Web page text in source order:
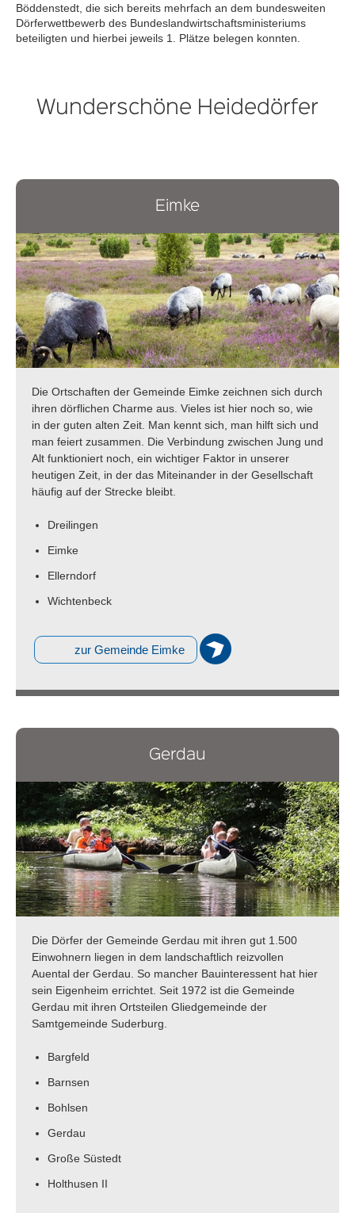
Böddenstedt , die sich bereits mehrfach an dem bundesweiten
Dörferwettbewerb des Bundeslandwirtschaftsministeriums
beteiligten und hierbei jeweils 1. Plätze belegen konnten.
Wunderschöne Heidedörfer
Eimke
Die Ortschaften der Gemeinde Eimke zeichnen sich durch
ihren dörflichen Charme aus. Vieles ist hier noch so, wie
in der guten alten Zeit. Man kennt sich, man hilft sich und
man feiert zusammen. Die Verbindung zwischen Jung und
Alt funktioniert noch, ein wichtiger Faktor in unserer
heutigen Zeit, in der das Miteinander in der Gesellschaft
häufig auf der Strecke bleibt.
Dreilingen
Eimke
Ellerndorf
Wichtenbeck
zur Gemeinde Eimke
Gerdau
Die Dörfer der Gemeinde Gerdau mit ihren gut 1.500
Einwohnern liegen in dem landschaftlich reizvollen
Auental der Gerdau. So mancher Bauinteressent hat hier
sein Eigenheim errichtet. Seit 1972 ist die Gemeinde
Gerdau mit ihren Ortsteilen Gliedgemeinde der
Samtgemeinde Suderburg.
Bargfeld
Barnsen
Bohlsen
Gerdau
Große Süstedt
Holthusen II